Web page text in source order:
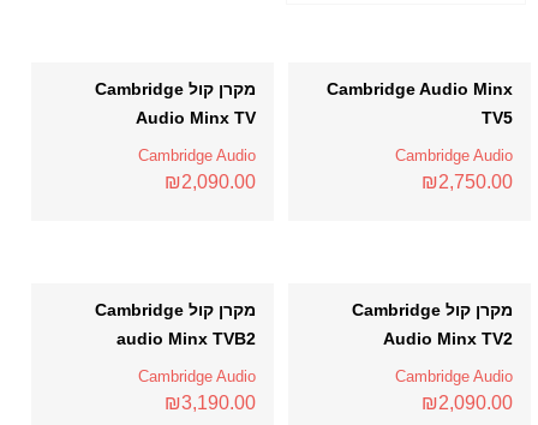
Cambridge Audio Minx
TV5
Cambridge Audio
₪2,750.00
מקרן קול Cambridge
Audio Minx TV
Cambridge Audio
₪2,090.00
מקרן קול Cambridge
Audio Minx TV2
Cambridge Audio
₪2,090.00
מקרן קול Cambridge
audio Minx TVB2
Cambridge Audio
₪3,190.00